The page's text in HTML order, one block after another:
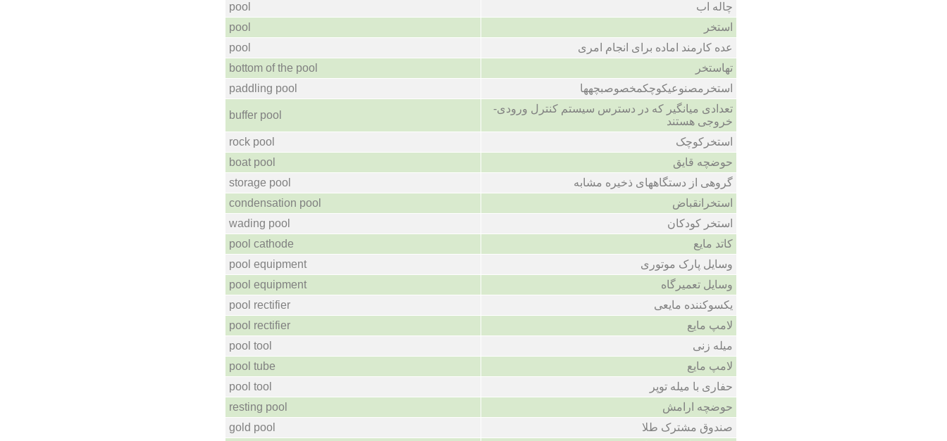
pool
چاله اب
pool
استخر
pool
عده کارمند اماده برای انجام امری
bottom of the pool
تهاستخر
paddling pool
استخرمصنوعیکوچکمخصوصبچهها
buffer pool
تعدادی میانگیر که در دسترس سیستم کنترل ورودی-
خروجی هستند
rock pool
استخرکوچک
boat pool
حوضچه قایق
storage pool
گروهی از دستگاههای ذخیره مشابه
condensation pool
استخرانقباض
wading pool
استخر کودکان
pool cathode
کاتد مایع
pool equipment
وسایل پارک موتوری
pool equipment
وسایل تعمیرگاه
pool rectifier
یکسوکننده مایعی
pool rectifier
لامپ مایع
pool tool
میله زنی
pool tube
لامپ مایع
pool tool
حفاری با میله توپر
resting pool
حوضچه ارامش
gold pool
صندوق مشترک طلا